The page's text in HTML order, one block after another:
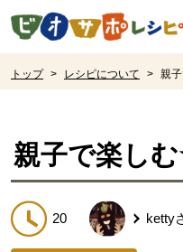
ページの先頭です。
トップ > レシピについて > 親
親子で楽し
20 ketty